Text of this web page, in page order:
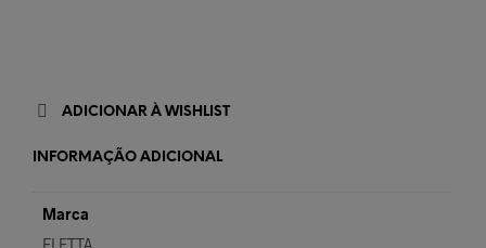
ADICIONAR À WISHLIST
INFORMAÇÃO ADICIONAL
Marca